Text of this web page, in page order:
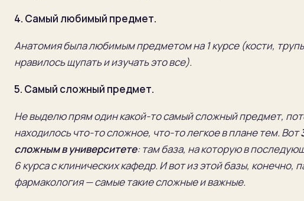
4. Самый любимый предмет.
Анатомия была любимым предметом на 1 курсе(кости, труп
нравилось щупать и изучать это все).
5. Самый сложный предмет.
Не выделю прям один какой-то самый сложный предмет,
находилось что-то сложное, что-то легкое в плане тем. Вот
сложным в университете: там база, на которую в
6 курса с клинических кафедр. И вот из этой базы, конечно,
фармакология — самые такие сложные и важные.